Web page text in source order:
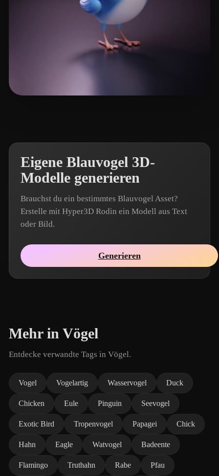
Eigene Blauvogel 3D-
Modelle generieren
Brauchst du ein bestimmtes Blauvogel Asset?
Erstelle mit Hyper3D Rodin ein Modell aus Text
oder Bild.
Generieren
Mehr in Vögel
Entdecke verwandte Tags in Vögel.
Vogel Vogelartig Wasservogel Duck
Chicken Eule Pinguin Seevogel
Exotic Bird Tropenvogel Papagei Chick
Hahn Eagle Watvogel Badeente
Flamingo Truthahn Rabe Pfau